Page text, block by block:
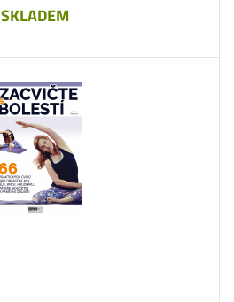
SKLADEM